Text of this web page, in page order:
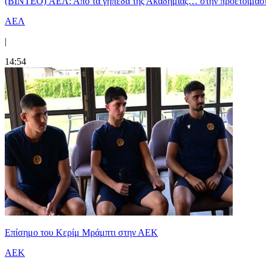
ΑΕΛ
|
14:54
Επίσημο του Κερίμ Μράμπτι στην ΑΕK
ΑΕΚ